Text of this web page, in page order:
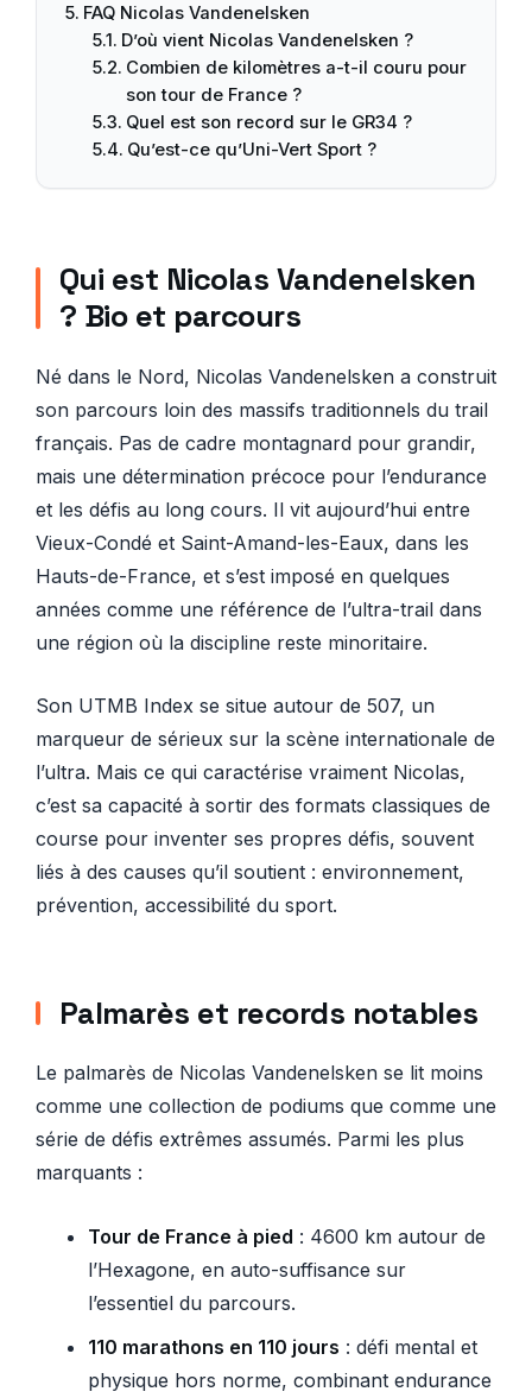
FAQ Nicolas Vandenelsken
D’où vient Nicolas Vandenelsken ?
Combien de kilomètres a-t-il couru pour
son tour de France ?
Quel est son record sur le GR34 ?
Qu’est-ce qu’Uni-Vert Sport ?
Qui est Nicolas Vandenelsken
? Bio et parcours
Né dans le Nord, Nicolas Vandenelsken a construit
son parcours loin des massifs traditionnels du trail
français. Pas de cadre montagnard pour grandir,
mais une détermination précoce pour l’endurance
et les défis au long cours. Il vit aujourd’hui entre
Vieux-Condé et Saint-Amand-les-Eaux, dans les
Hauts-de-France, et s’est imposé en quelques
années comme une référence de l’ultra-trail dans
une région où la discipline reste minoritaire.
Son UTMB Index se situe autour de 507, un
marqueur de sérieux sur la scène internationale de
l’ultra. Mais ce qui caractérise vraiment Nicolas,
c’est sa capacité à sortir des formats classiques de
course pour inventer ses propres défis, souvent
liés à des causes qu’il soutient : environnement,
prévention, accessibilité du sport.
Palmarès et records notables
Le palmarès de Nicolas Vandenelsken se lit moins
comme une collection de podiums que comme une
série de défis extrêmes assumés. Parmi les plus
marquants :
Tour de France à pied : 4600 km autour de
l’Hexagone, en auto-suffisance sur
l’essentiel du parcours.
110 marathons en 110 jours : défi mental et
physique hors norme, combinant endurance